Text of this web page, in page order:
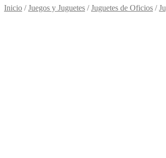
Inicio /Juegos y Juguetes /Juguetes de Oficios /